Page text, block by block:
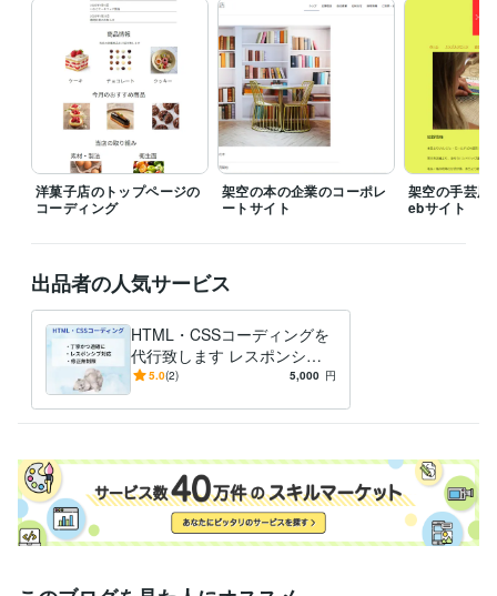
洋菓子店のトップページの
コーディング
架空の本の企業のコーポレ
ートサイト
架空の手芸用
ebサイト
出品者の人気サービス
HTML・CSSコーディングを
代行致します レスポンシブ
対応〇格安で丁寧かつ適確に
5.0(2) 5,000 円